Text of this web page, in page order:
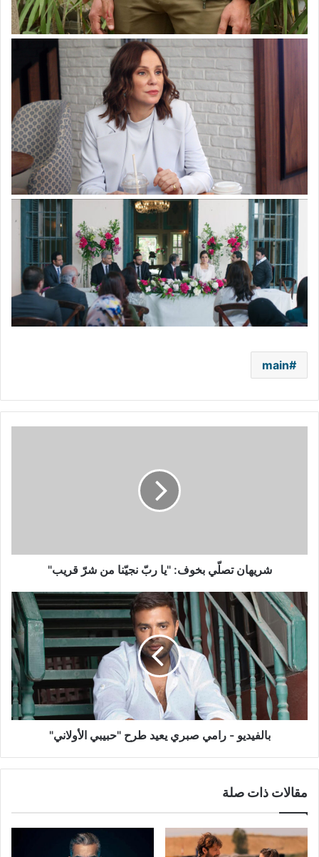
main
قريب"
شريهان تصلّي بخوف: "يا ربّ نجيّنا من شرّ قريب"
بالفيديو
-
رامي
صبري
يعيد
طرح
"حبيبي
الأولاني"
بالفيديو - رامي صبري يعيد طرح "حبيبي الأولاني"
مقالات ذات صلة